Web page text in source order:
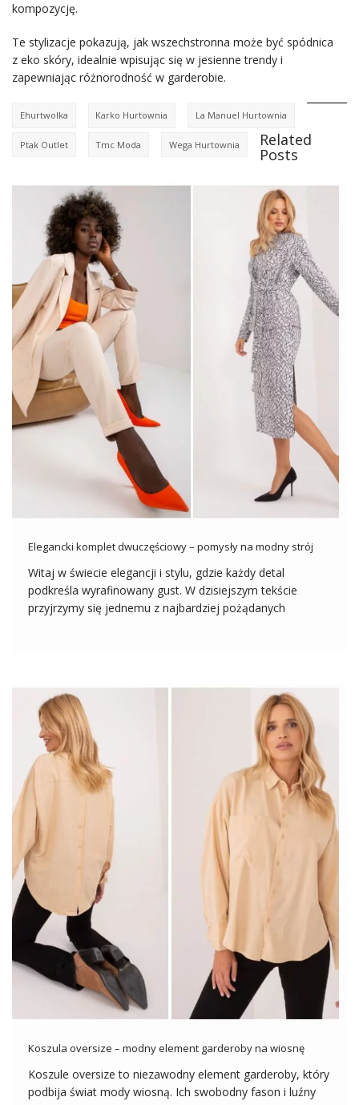
kompozycję.
Te stylizacje pokazują, jak wszechstronna może być spódnica
z eko skóry, idealnie wpisując się w jesienne trendy i
zapewniając różnorodność w garderobie.
Ehurtwolka Karko Hurtownia La Manuel Hurtownia
Ptak Outlet Tmc Moda Wega Hurtownia Related
Posts
Elegancki komplet dwuczęściowy – pomysły na modny strój
Witaj w świecie elegancji i stylu, gdzie każdy detal
podkreśla wyrafinowany gust. W dzisiejszym tekście
przyjrzymy się jednemu z najbardziej pożądanych
Koszula oversize – modny element garderoby na wiosnę
Koszule oversize to niezawodny element garderoby, który
podbija świat mody wiosną. Ich swobodny fason i luźny